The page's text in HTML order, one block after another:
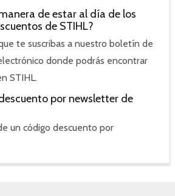
de estar al día de los
de STIHL?
te suscribas a nuestro boletín de
donde podrás encontrar
STIHL.
por newsletter de
un código descuento por